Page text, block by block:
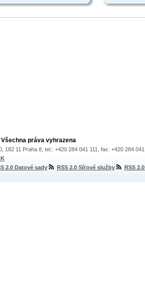
práva vyhrazena
182 11 Praha 8, tel.: +420 284 041 111, fax: +420 284
2.0 Datové sady RSS 2.0 Síťové služby RSS